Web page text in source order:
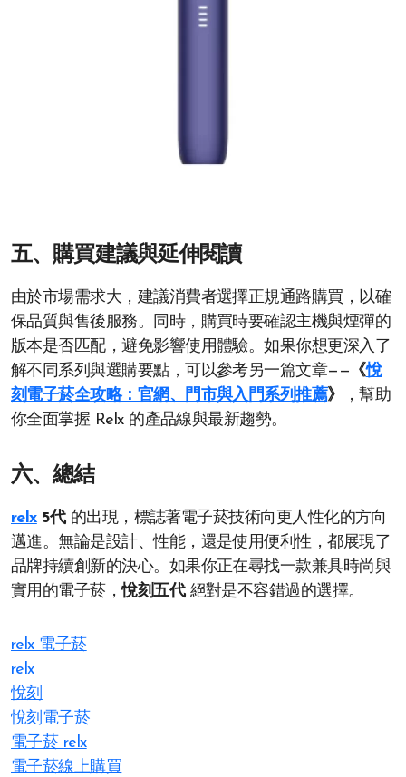
五、購買建議與延伸閱讀
由於市場需求大，建議消費者選擇正規通路購買，以確
保品質與售後服務。同時，購買時要確認主機與煙彈的
版本是否匹配，避免影響使用體驗。如果你想更深入了
解不同系列與選購要點，可以參考另一篇文章—— 《悅
刻電子菸全攻略：官網、門市與入門系列推薦》
，幫助
你全面掌握 Relx 的產品線與最新趨勢。
六、總結
relx5代的出現，標誌著電子菸技術向更人性化的方向
邁進。無論是設計、性能，還是使用便利性，都展現了
品牌持續創新的決心。如果你正在尋找一款兼具時尚與
實用的電子菸，悅刻五代絕對是不容錯過的選擇。
relx 電子菸
relx
悅刻
悅刻電子菸
電子菸 relx
電子菸線上購買